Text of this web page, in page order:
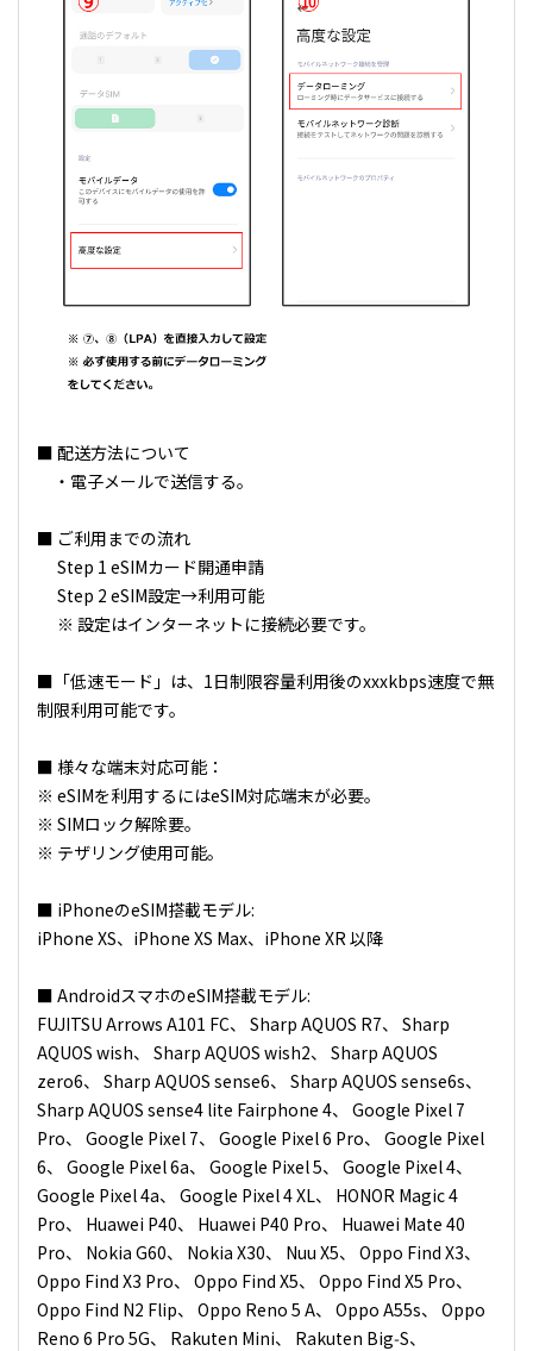
■ 配送方法について
・電子メールで送信する。
■ ご利用までの流れ
Step 1 eSIMカード開通申請
Step 2 eSIM設定→利用可能
※ 設定はインターネットに接続必要です。
■「低速モード」は、1日制限容量利用後のxxxkbps速度で無
制限利用可能です。
■ 様々な端末対応可能：
※ eSIMを利用するにはeSIM対応端末が必要。
※ SIMロック解除要。
※ テザリング使用可能。
■ iPhoneのeSIM搭載モデル:
iPhone XS、iPhone XS Max、iPhone XR 以降
■ AndroidスマホのeSIM搭載モデル:
FUJITSU Arrows A101 FC、 Sharp AQUOS R7、 Sharp
AQUOS wish、 Sharp AQUOS wish2、 Sharp AQUOS
zero6、 Sharp AQUOS sense6、 Sharp AQUOS sense6s、
Sharp AQUOS sense4 lite Fairphone 4、 Google Pixel 7
Pro、 Google Pixel 7、 Google Pixel 6 Pro、 Google Pixel
6、 Google Pixel 6a、 Google Pixel 5、 Google Pixel 4、
Google Pixel 4a、 Google Pixel 4 XL、 HONOR Magic 4
Pro、 Huawei P40、 Huawei P40 Pro、 Huawei Mate 40
Pro、 Nokia G60、 Nokia X30、 Nuu X5、 Oppo Find X3、
Oppo Find X3 Pro、 Oppo Find X5、 Oppo Find X5 Pro、
Oppo Find N2 Flip、 Oppo Reno 5 A、 Oppo A55s、 Oppo
Reno 6 Pro 5G、 Rakuten Mini、 Rakuten Big‑S、